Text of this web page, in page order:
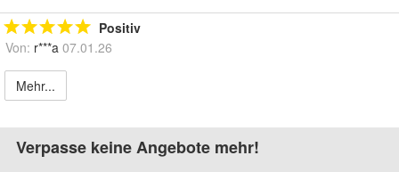
Positiv
Von: r***a 07.01.26
Mehr...
Verpasse keine Angebote mehr!